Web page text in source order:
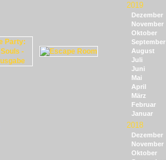
2019
Dezember
November
Oktober
September
August
Juli
Juni
Mai
April
März
Februar
Januar
2018
Dezember
November
Oktober